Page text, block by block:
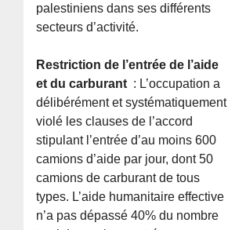
palestiniens dans ses différents
secteurs d’activité.
Restriction de l’entrée de l’aide
et du carburant : L’occupation a
délibérément et systématiquement
violé les clauses de l’accord
stipulant l’entrée d’au moins 600
camions d’aide par jour, dont 50
camions de carburant de tous
types. L’aide humanitaire effective
n’a pas dépassé 40% du nombre